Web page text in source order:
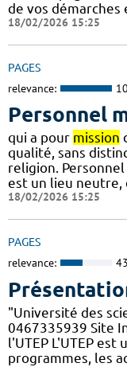
de vos démarches
18/02/2026 15:25
PAGES
relevance:
Personnel
qui a pour mission
qualité, sans
religion.
est un lieu neutre,
18/02/2026 15:25
PAGES
relevance:
"Université des
0467335939 Site
l'UTEP L'UTEP est
programmes, les